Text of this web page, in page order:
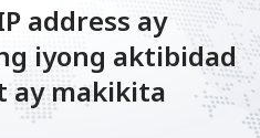
address ay
iyong aktibidad
ay makikita